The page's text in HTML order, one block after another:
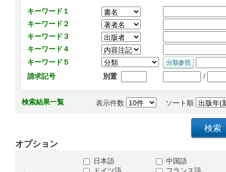
キーワード１
キーワード２
キーワード３
キーワード４
キーワード５
請求記号
別置 /
検索結果一覧 表示件数 ソート順
オプション
日本語
中国語